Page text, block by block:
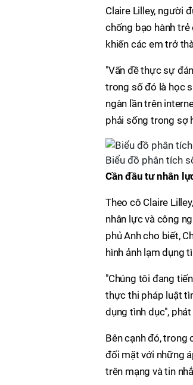
Claire Lilley, người
chống bạo hành
khiến các em trở
"Vấn đề thực sự
trong số đó là học
ngàn lần trên
phải sống trong sợ
Biểu đồ phân tích
Cần đầu tư nhân
Theo cô Claire
nhân lực và công
phủ Anh cho biết,
hình ảnh lạm dụng
"Chúng tôi đang
thực thi pháp luật
dụng tình dục",
Bên cạnh đó, trong
đối mặt với những
trên mạng và tin